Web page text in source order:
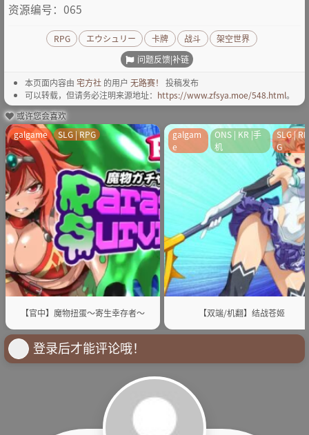
资源编号：065
RPG エウシュリー 卡牌 战斗
架空世界
问题反馈|补链
本页面内容由 宅方社 的用户 无路赛！
投稿发布
可以转载，但请务必注明来源地址： https://www.zfsya.moe/548.html。
或许您会喜欢
【官中】魔物扭蛋～寄生幸存者～
galgame SLG | RPG
【双端/机翻】结战苍姬
galgam
e
ONS | KR |手
机
SLG | RP
G
登录后才能评论哦！